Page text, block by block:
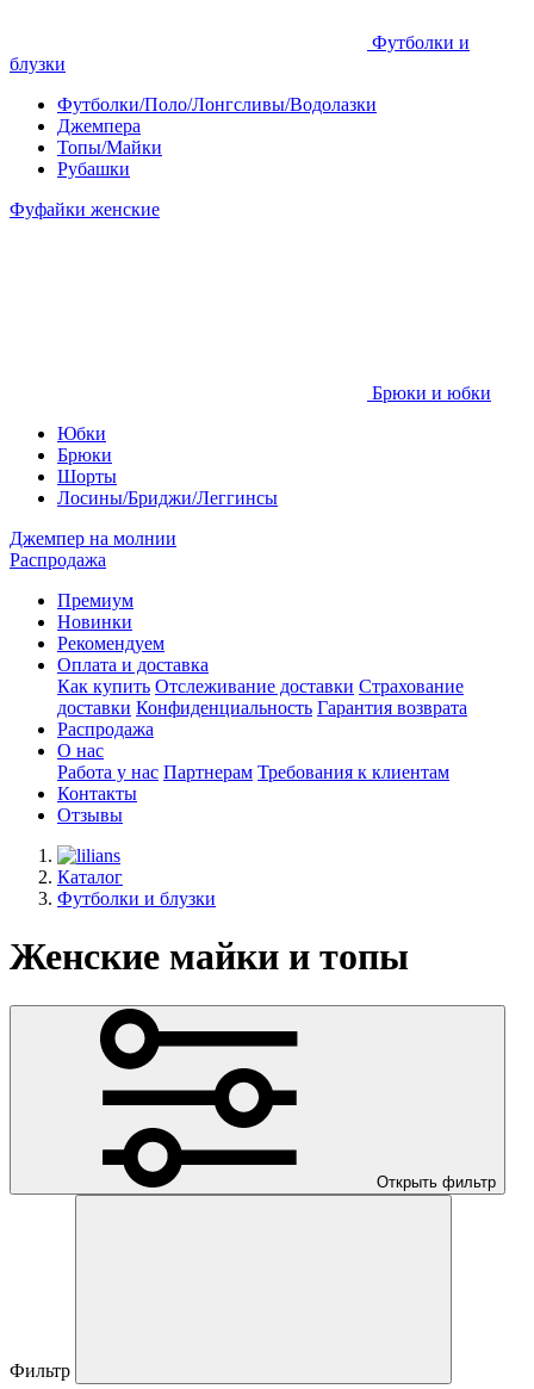
Футболки и
блузки
Футболки/Поло/Лонгсливы/Водолазки
Джемпера
Топы/Майки
Рубашки
Фуфайки женские
Брюки и юбки
Юбки
Брюки
Шорты
Лосины/Бриджи/Леггинсы
Джемпер на молнии
Распродажа
Премиум
Новинки
Рекомендуем
Оплата и доставка
Как купить Отслеживание доставки Страхование
доставки Конфиденциальность Гарантия возврата
Распродажа
О нас
Работа у нас Партнерам Требования к клиентам
Контакты
Отзывы
Каталог
Футболки и блузки
Женские майки и топы
Открыть фильтр
Фильтр